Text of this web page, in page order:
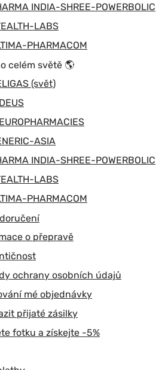
INDIA-SHREE-POWERBOLIC
LABS
PHARMACOM
celém světě 🌎
(svět)
ASIA
INDIA-SHREE-POWERBOLIC
LABS
PHARMACOM
o přepravě
ochrany osobních údajů
mé objednávky
přijaté zásilky
fotku a získejte -5%